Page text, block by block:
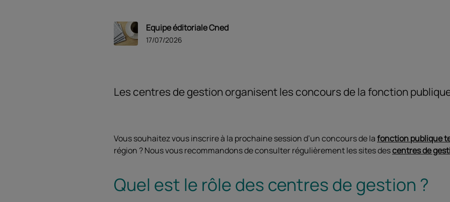
Equipe éditoriale Cned
17/07/2026
Les centres de gestion organisent les concours de la fonction
Vous souhaitez vous inscrire à la prochaine session d’un concours de lafonction publique
région ? Nous vous recommandons de consulter régulièrement les sites descentres de
Quel est le rôle des centres de gestion ?